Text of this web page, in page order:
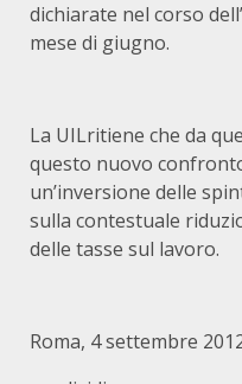
dichiarate nel corso
mese di giugno.
La UILritiene che da
questo nuovo
un’inversione delle
sulla contestuale
delle tasse sul lavoro.
Roma, 4 settembre